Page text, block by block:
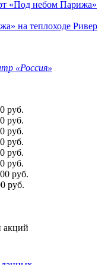
на теплоходе Ривер
«Россия»
руб.
руб.
руб.
руб.
руб.
руб.
руб.
руб.
акций